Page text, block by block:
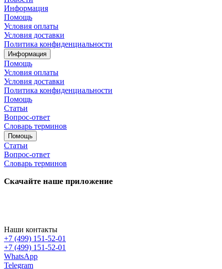
Информация
Помощь
Условия оплаты
Условия доставки
Политика конфиденциальности
Информация
Помощь
Условия оплаты
Условия доставки
Политика конфиденциальности
Помощь
Статьи
Вопрос-ответ
Словарь терминов
Помощь
Статьи
Вопрос-ответ
Словарь терминов
Скачайте наше приложение
Наши контакты
+7 (499) 151-52-01
+7 (499) 151-52-01
WhatsApp
Telegram